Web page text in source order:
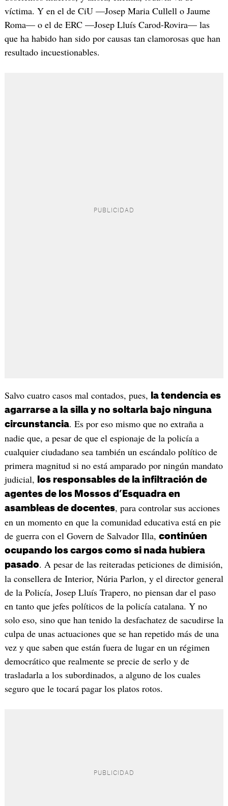
víctima. Y en el de CiU —Josep Maria Cullell o Jaume
Roma— o el de ERC —Josep Lluís Carod-Rovira— las
que ha habido han sido por causas tan clamorosas que han
resultado incuestionables.
Salvo cuatro casos mal contados, pues,
la tendencia es
agarrarse a la silla y no soltarla bajo ninguna
circunstancia. Es por eso mismo que no extraña a
nadie que, a pesar de que el espionaje de la policía a
cualquier ciudadano sea también un escándalo político de
primera magnitud si no está amparado por ningún mandato
judicial,
los responsables de la infiltración de
agentes de los Mossos d’Esquadra en
asambleas de docentes, para controlar sus acciones
en un momento en que la comunidad educativa está en pie
de guerra con el Govern de Salvador Illa, continúen
ocupando los cargos como si nada hubiera
pasado. A pesar de las reiteradas peticiones de dimisión,
la consellera de Interior, Núria Parlon, y el director general
de la Policía, Josep Lluís Trapero, no piensan dar el paso
en tanto que jefes políticos de la policía catalana. Y no
solo eso, sino que han tenido la desfachatez de sacudirse la
culpa de unas actuaciones que se han repetido más de una
vez y que saben que están fuera de lugar en un régimen
democrático que realmente se precie de serlo y de
trasladarla a los subordinados, a alguno de los cuales
seguro que le tocará pagar los platos rotos.